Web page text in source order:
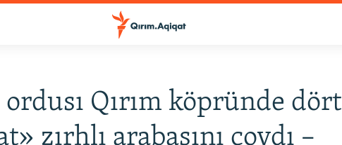
ordusı Qırım köpründe dört
zırhlı arabasını coydı –